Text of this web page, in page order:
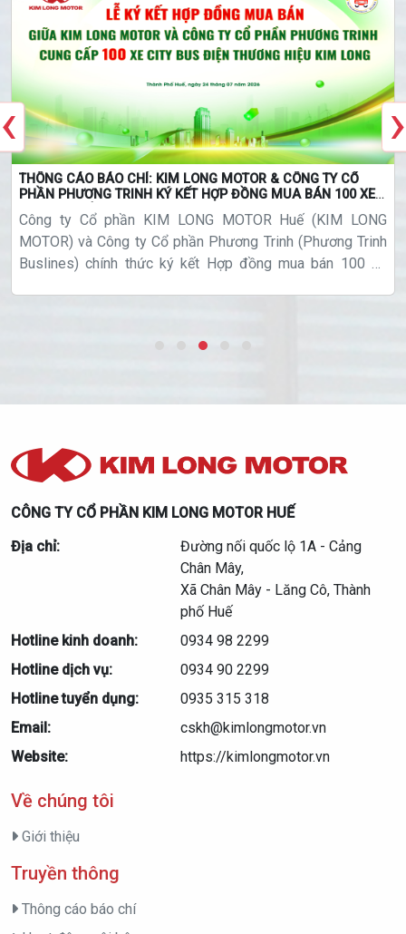
THÔNG CÁO BÁO CHÍ: KIM LONG MOTOR & CÔNG TY CỔ
PHẦN PHƯƠNG TRINH KÝ KẾT HỢP ĐỒNG MUA BÁN 100 XE
CITYBUS ĐIỆN
Công ty Cổ phần KIM LONG MOTOR Huế (KIM LONG
MOTOR) và Công ty Cổ phần Phương Trinh (Phương Trinh
Buslines) chính thức ký kết Hợp đồng mua bán 100 xe
‹ ›
CÔNG TY CỔ PHẦN KIM LONG MOTOR HUẾ
Địa chỉ:
Đường nối quốc lộ 1A - Cảng
Chân Mây,
Xã Chân Mây - Lăng Cô, Thành
phố Huế
Hotline kinh doanh:
0934 98 2299
Hotline dịch vụ:
0934 90 2299
Hotline tuyển dụng:
0935 315 318
Email:
cskh@kimlongmotor.vn
Website:
https://kimlongmotor.vn
Về chúng tôi
Giới thiệu
Truyền thông
Thông cáo báo chí